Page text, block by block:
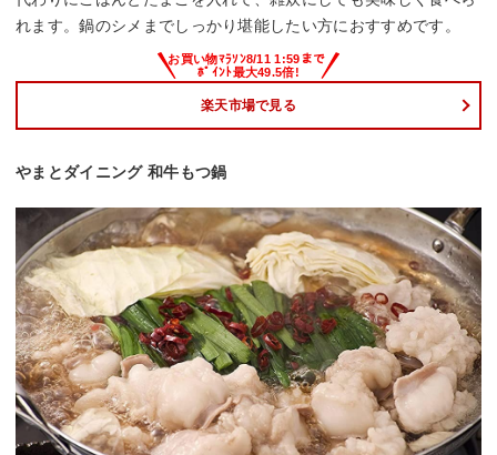
れます。鍋のシメまでしっかり堪能したい方におすすめです。
楽天市場で見る
やまとダイニング 和牛もつ鍋